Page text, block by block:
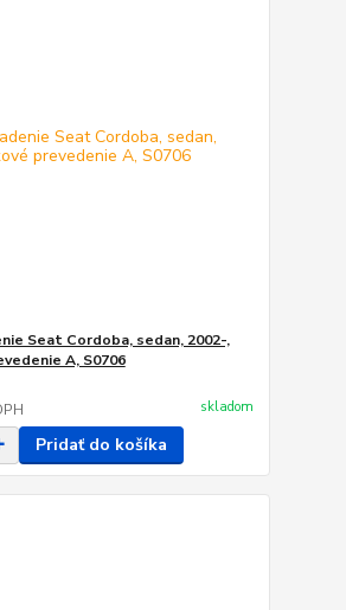
Seat Cordoba, sedan, 2002-,
A, S0706
skladom
Pridať do košíka